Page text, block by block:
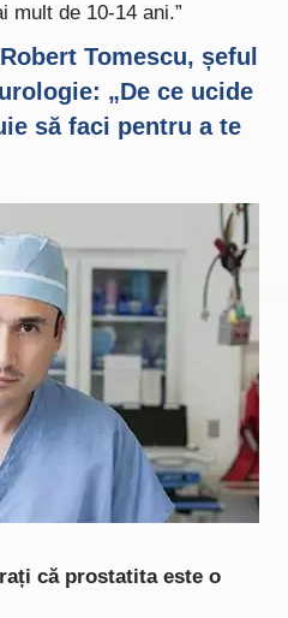
mult de 10-14 ani.”
Tomescu, șeful
„De ce ucide
să faci pentru a te
că prostatita este o